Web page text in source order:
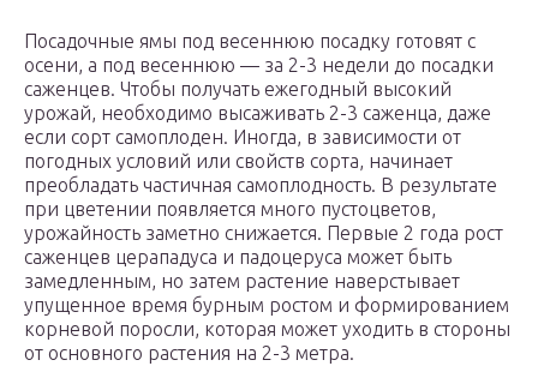
Посадочные ямы под весеннюю посадку готовят с
осени, а под весеннюю — за 2-3 недели до посадки
саженцев. Чтобы получать ежегодный высокий
урожай, необходимо высаживать 2-3 саженца, даже
если сорт самоплоден. Иногда, в зависимости от
погодных условий или свойств сорта, начинает
преобладать частичная самоплодность. В результате
при цветении появляется много пустоцветов,
урожайность заметно снижается. Первые 2 года рост
саженцев церападуса и падоцеруса может быть
замедленным, но затем растение наверстывает
упущенное время бурным ростом и формированием
корневой поросли, которая может уходить в стороны
от основного растения на 2-3 метра.